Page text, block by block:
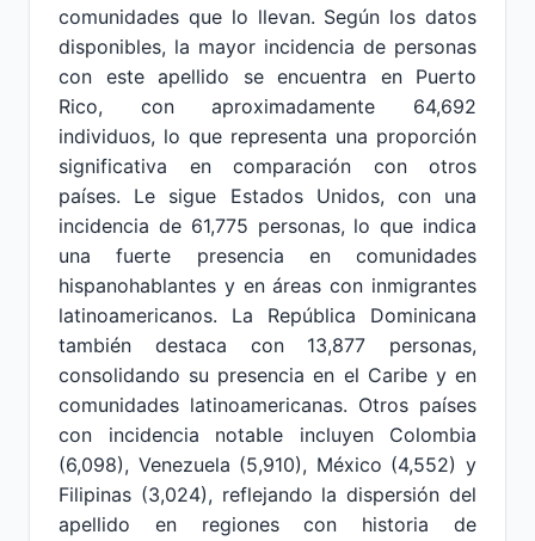
comunidades que lo llevan. Según los datos
disponibles, la mayor incidencia de personas
con este apellido se encuentra en Puerto
Rico, con aproximadamente 64,692
individuos, lo que representa una proporción
significativa en comparación con otros
países. Le sigue Estados Unidos, con una
incidencia de 61,775 personas, lo que indica
una fuerte presencia en comunidades
hispanohablantes y en áreas con inmigrantes
latinoamericanos. La República Dominicana
también destaca con 13,877 personas,
consolidando su presencia en el Caribe y en
comunidades latinoamericanas. Otros países
con incidencia notable incluyen Colombia
(6,098), Venezuela (5,910), México (4,552) y
Filipinas (3,024), reflejando la dispersión del
apellido en regiones con historia de